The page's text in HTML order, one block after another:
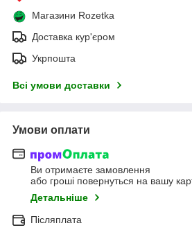
Магазини Rozetka
Доставка кур'єром
Укрпошта
Всі умови доставки
Умови оплати
Ви отримаєте замовлення
або гроші повернуться на вашу
Детальніше
Післяплата